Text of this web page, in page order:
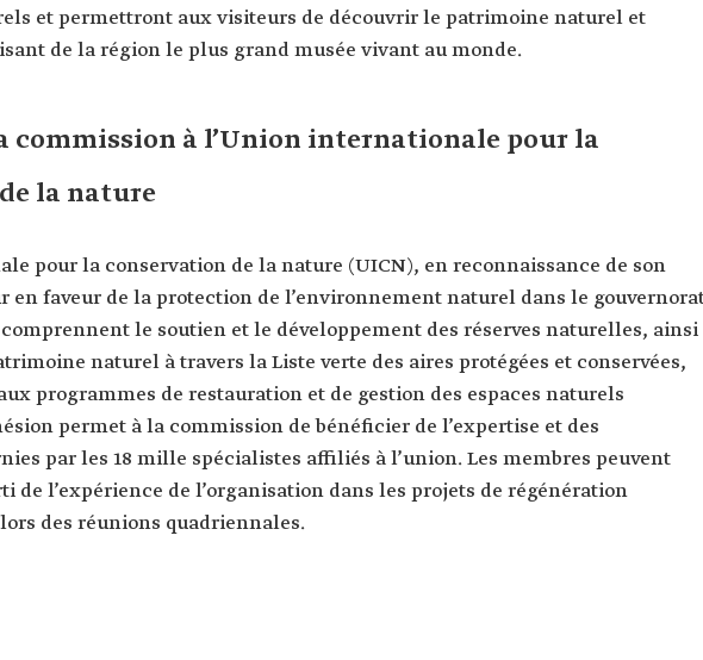
et permettront aux visiteurs de découvrir le patrimoine naturel et
de la région le plus grand musée vivant au monde.
commission à l’Union internationale pour la
la nature
pour la conservation de la nature (UICN), en reconnaissance de son
en faveur de la protection de l’environnement naturel dans le
comprennent le soutien et le développement des réserves naturelles, ainsi
naturel à travers la Liste verte des aires protégées et conservées,
programmes de restauration et de gestion des espaces naturels
permet à la commission de bénéficier de l’expertise et des
par les 18 mille spécialistes affiliés à l’union. Les membres peuvent
de l’expérience de l’organisation dans les projets de régénération
des réunions quadriennales.